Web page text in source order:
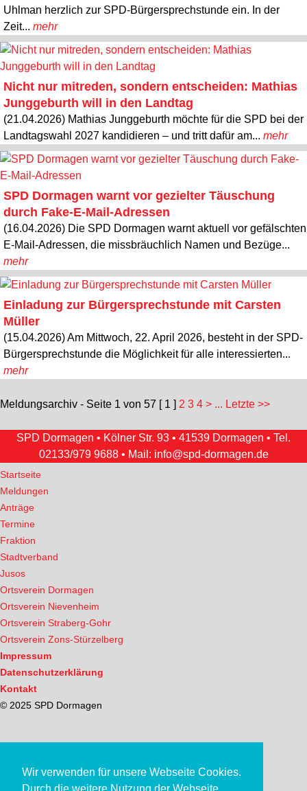
Wir verwenden für unsere Webseite Cookies.
Uhlman herzlich zur SPD-Bürgersprechstunde ein. In der
Zeit... mehr
Nicht nur mitreden, sondern entscheiden: Mathias
Junggeburth will in den Landtag
(21.04.2026) Mathias Junggeburth möchte für die SPD bei der
Landtagswahl 2027 kandidieren – und tritt dafür am... mehr
SPD Dormagen warnt vor gezielter Täuschung
durch Fake-E-Mail-Adressen
(16.04.2026) Die SPD Dormagen warnt aktuell vor gefälschten
E-Mail-Adressen, die missbräuchlich Namen und Bezüge...
mehr
Einladung zur Bürgersprechstunde mit Carsten
Müller
(15.04.2026) Am Mittwoch, 22. April 2026, besteht in der SPD-
Bürgersprechstunde die Möglichkeit für alle interessierten...
mehr
Meldungsarchiv - Seite 1 von 57 [ 1 ] 2 3 4 > ... Letzte >>
SPD Dormagen • Kölner Str. 93 • 41539 Dormagen • Tel.
02133/979 9688• Mail: info@spd-dormagen.de
Startseite
Meldungen
Anträge
Termine
Fraktion
Stadtverband
Jusos
Ortsverein Dormagen
Ortsverein Nievenheim
Ortsverein Straberg-Gohr
Ortsverein Zons-Stürzelberg
Impressum
Datenschutzerklärung
Kontakt
© 2025 SPD Dormagen